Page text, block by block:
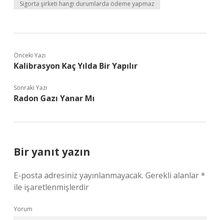
Sigorta şirketi hangi durumlarda ödeme yapmaz
Önceki Yazı
Kalibrasyon Kaç Yılda Bir Yapılır
Sonraki Yazı
Radon Gazı Yanar Mı
Bir yanıt yazın
E-posta adresiniz yayınlanmayacak. Gerekli alanlar*
ile işaretlenmişlerdir
Yorum